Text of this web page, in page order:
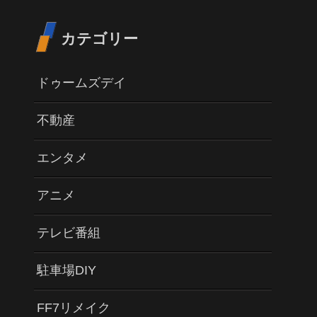
カテゴリー
ドゥームズデイ
不動産
エンタメ
アニメ
テレビ番組
駐車場DIY
FF7リメイク